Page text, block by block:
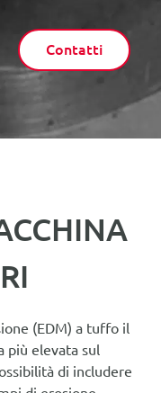
Contatti
(EDM) a tuffo il
più elevata sul
di includere